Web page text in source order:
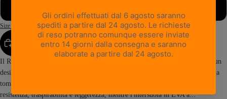
Size Guide
AGGIUNGI AL CARRELLO
Il Rando GTX reinventa il concetto tradizionale di backpacking attraverso un
design più leggero e versatile, nato per le avventure in montagna di oggi. La
tomaia in pelle Perwanger® e Cordura® offre un equilibrio perfetto tra
resistenza, traspirabilità e leggerezza, mentre l'intersuola in EVA a...